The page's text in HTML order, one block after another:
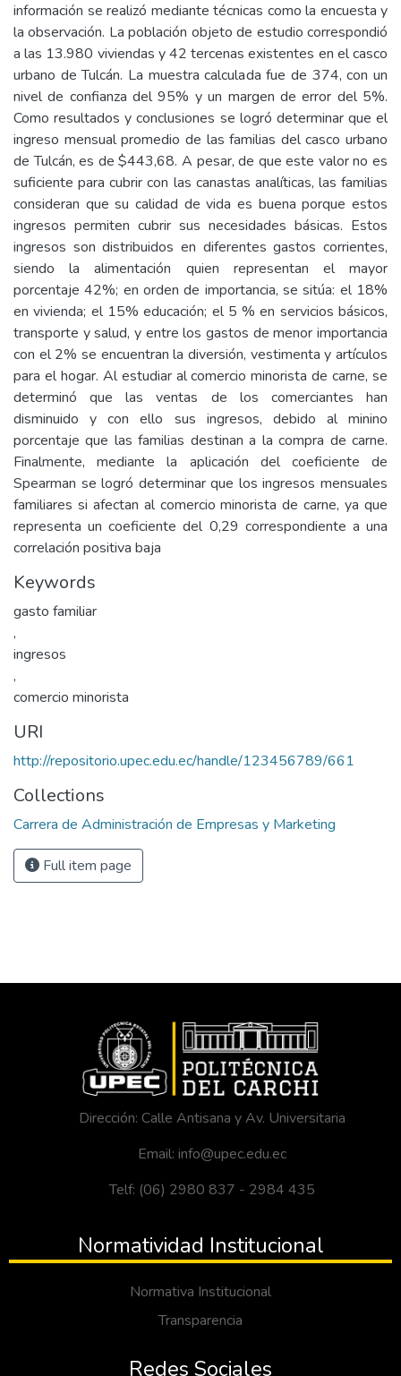
información se realizó mediante técnicas como la encuesta y
la observación. La población objeto de estudio correspondió
a las 13.980 viviendas y 42 tercenas existentes en el casco
urbano de Tulcán. La muestra calculada fue de 374, con un
nivel de confianza del 95% y un margen de error del 5%.
Como resultados y conclusiones se logró determinar que el
ingreso mensual promedio de las familias del casco urbano
de Tulcán, es de $443,68. A pesar, de que este valor no es
suficiente para cubrir con las canastas analíticas, las familias
consideran que su calidad de vida es buena porque estos
ingresos permiten cubrir sus necesidades básicas. Estos
ingresos son distribuidos en diferentes gastos corrientes,
siendo la alimentación quien representan el mayor
porcentaje 42%; en orden de importancia, se sitúa: el 18%
en vivienda; el 15% educación; el 5 % en servicios básicos,
transporte y salud, y entre los gastos de menor importancia
con el 2% se encuentran la diversión, vestimenta y artículos
para el hogar. Al estudiar al comercio minorista de carne, se
determinó que las ventas de los comerciantes han
disminuido y con ello sus ingresos, debido al minino
porcentaje que las familias destinan a la compra de carne.
Finalmente, mediante la aplicación del coeficiente de
Spearman se logró determinar que los ingresos mensuales
familiares si afectan al comercio minorista de carne, ya que
representa un coeficiente del 0,29 correspondiente a una
correlación positiva baja
Keywords
gasto familiar
,
ingresos
,
comercio minorista
URI
http://repositorio.upec.edu.ec/handle/123456789/661
Collections
Carrera de Administración de Empresas y Marketing
Full item page
Dirección: Calle Antisana y Av. Universitaria
Email: info@upec.edu.ec
Telf: (06) 2980 837 - 2984 435
Normatividad Institucional
Normativa Institucional
Transparencia
Redes Sociales